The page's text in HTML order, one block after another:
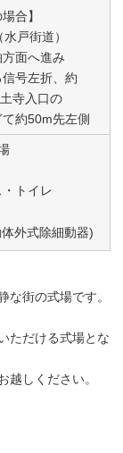
合】
戸街道）
面へ進み
号左折、約
寺入口の
約50m先左側
トイレ
外式除細動器)
な街の式場です。
ただける式場とな
越しください。